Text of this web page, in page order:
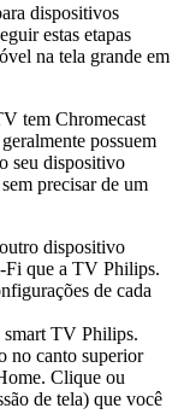
dispositivos
estas etapas
na tela grande em
tem Chromecast
possuem
seu dispositivo
precisar de um
dispositivo
Fi que a TV Philips.
de cada
TV Philips.
no canto superior
Clique ou
de tela) que você